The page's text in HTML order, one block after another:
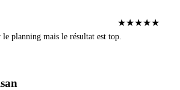
★★★★★
planning mais le résultat est top.